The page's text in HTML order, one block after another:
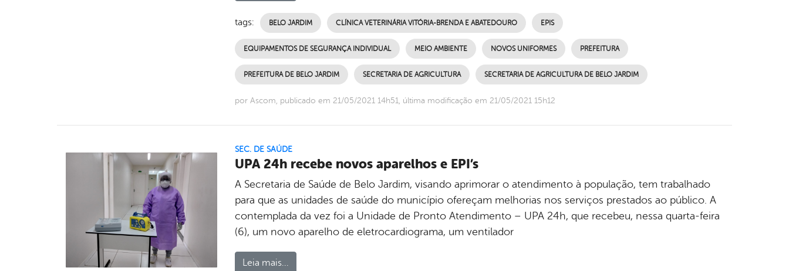
tags: BELO JARDIM CLÍNICA VETERINÁRIA VITÓRIA-BRENDA E ABATEDOURO EPIS
EQUIPAMENTOS DE SEGURANÇA INDIVIDUAL MEIO AMBIENTE NOVOS UNIFORMES PREFEITURA
PREFEITURA DE BELO JARDIM SECRETARIA DE AGRICULTURA SECRETARIA DE AGRICULTURA DE BELO JARDIM
por Ascom, publicado em 21/05/2021 14h51, última modificação em 21/05/2021 15h12
SEC. DE SAÚDE
UPA 24h recebe novos aparelhos e EPI’s
A Secretaria de Saúde de Belo Jardim, visando aprimorar o atendimento à população, tem trabalhado
para que as unidades de saúde do município ofereçam melhorias nos serviços prestados ao público. A
contemplada da vez foi a Unidade de Pronto Atendimento – UPA 24h, que recebeu, nessa quarta-feira
(6), um novo aparelho de eletrocardiograma, um ventilador
Leia mais...